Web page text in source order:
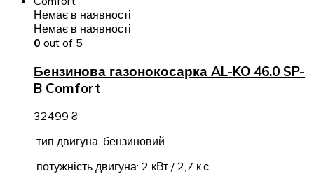
Немає в наявності
Немає в наявності
0 out of 5
Бензинова газонокосарка AL-KO 46.0 SP-
B Comfort
32499 ₴
тип двигуна: бензиновий
потужність двигуна: 2 кВт / 2,7 к.с.